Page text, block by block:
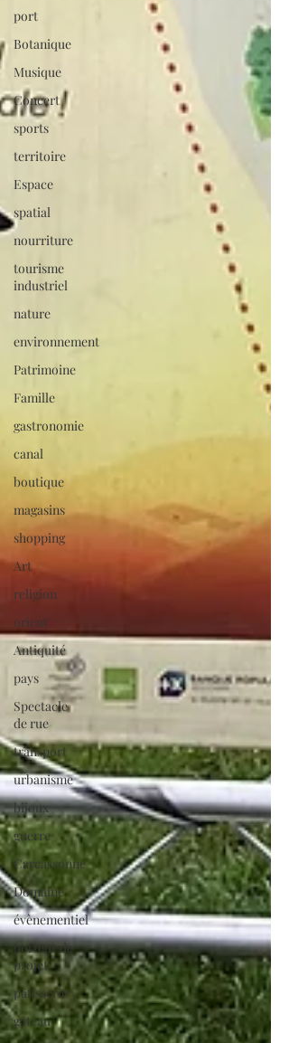
port
Botanique
Musique
Concert
sports
territoire
Espace
spatial
nourriture
tourisme
industriel
nature
environnement
Patrimoine
Famille
gastronomie
canal
boutique
magasins
shopping
Art
religion
orient
Antiquité
pays
Spectacle
de rue
transport
urbanisme
bijoux
guerre
Carcassonne
Domaine
évènementiel
porteur de
projet
pâtisserie
gâteau